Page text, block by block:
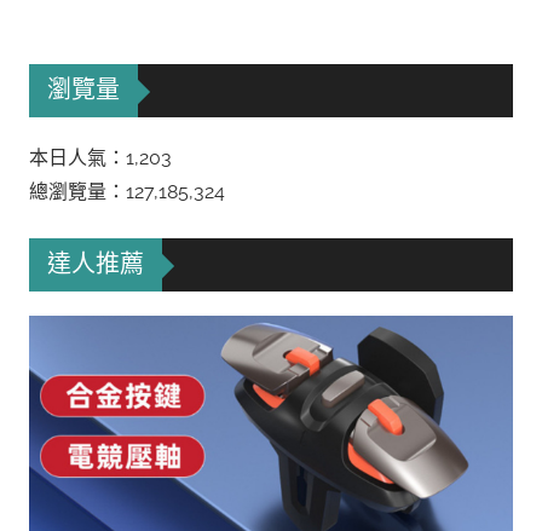
瀏覽量
本日人氣：1,203
總瀏覽量：127,185,324
達人推薦